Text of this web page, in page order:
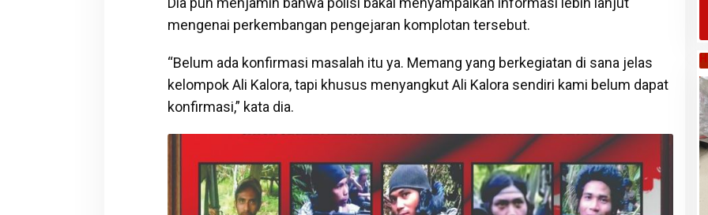
mengenai perkembangan pengejaran komplotan tersebut.
“Belum ada konfirmasi masalah itu ya. Memang yang berkegiatan di sana jelas
kelompok Ali Kalora, tapi khusus menyangkut Ali Kalora sendiri kami belum dapat
konfirmasi,” kata dia.